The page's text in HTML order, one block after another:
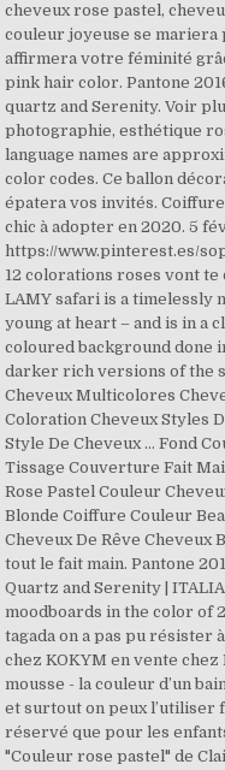
cheveux rose pastel,
couleur joyeuse se
affirmera votre féminité
pink hair color. Pantone
quartz and Serenity. Voir
photographie, esthétique
language names are
color codes. Ce ballon
épatera vos invités.
chic à adopter en 2020. 5
https://www.pinterest.es/
12 colorations roses vont
LAMY safari is a timelessly
young at heart – and is in a
coloured background done
darker rich versions of the
Cheveux Multicolores
Coloration Cheveux Styles
Style De Cheveux … Fond
Tissage Couverture Fait
Rose Pastel Couleur
Blonde Coiffure Couleur
Cheveux De Rêve Cheveux
tout le fait main. Pantone
Quartz and Serenity |
moodboards in the color of
tagada on a pas pu résister
chez KOKYM en vente chez
mousse - la couleur d’un
et surtout on peux l’utiliser
réservé que pour les
"Couleur rose pastel" de